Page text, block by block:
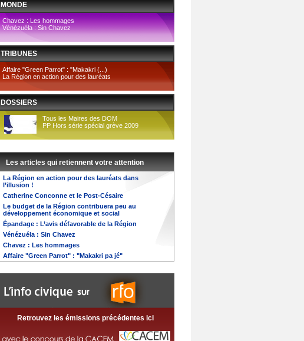
MONDE
Chavez : Les hommages
Vénézuéla : Sin Chavez
TRIBUNES
Affaire "Green Parrot" : "Makakri (...)
La Région en action pour des lauréats
DOSSIERS
Tous les Maires des DOM
PP Hors série spécial grève 2009
Les articles qui retiennent votre attention
La Région en action pour des lauréats dans
l’illusion !
Catherine Conconne et le Post-Césaire
Le budget de la Région contribuera peu au
développement économique et social
Épandage : L’avis défavorable de la Région
Vénézuéla : Sin Chavez
Chavez : Les hommages
Affaire "Green Parrot" : "Makakri pa jé"
Retrouvez les émissions précédentes ici